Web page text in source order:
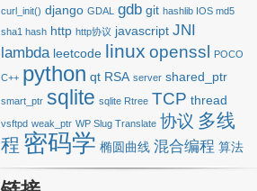
curl_init() django GDAL gdb git hashlib IOS md5
sha1 hash http http协议 javascript JNI
lambda leetcode linux openssl POCO
C++ python qt RSA server shared_ptr
smart_ptr sqlite sqlite Rtree TCP thread
vsftpd weak_ptr WP Slug Translate 协议 多线
程 密码学 椭圆曲线 混合编程 算法